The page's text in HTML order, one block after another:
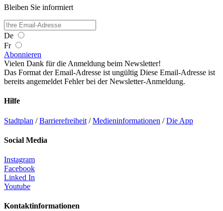
Bleiben Sie informiert
De
Fr
Abonnieren
Vielen Dank für die Anmeldung beim Newsletter!
Das Format der Email-Adresse ist ungültig Diese Email-Adresse ist
bereits angemeldet Fehler bei der Newsletter-Anmeldung.
Hilfe
Stadtplan /Barrierefreiheit /Medieninformationen /Die App
Social Media
Instagram
Facebook
Linked In
Youtube
Kontaktinformationen